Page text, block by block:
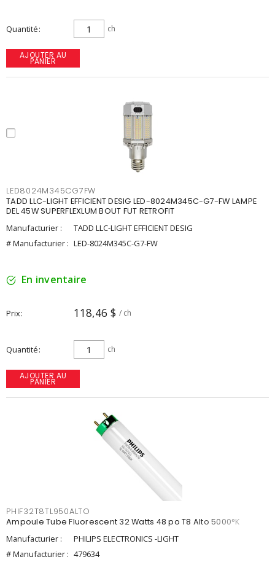
Quantité ch
AJOUTER AU
PANIER
LED8024M345CG7FW
TADD LLC-LIGHT EFFICIENT DESIG LED-8024M345C-G7-FW LAMPE
DEL 45W SUPERFLEXLUM BOUT FUT RETROFIT
Manufacturier :
TADD LLC-LIGHT EFFICIENT DESIG
# Manufacturier : LED-8024M345C-G7-FW
En inventaire
Prix 118,46 $ / ch
Quantité ch
AJOUTER AU
PANIER
PHIF32T8TL950ALTO
Ampoule Tube Fluorescent 32 Watts 48 po T8 Alto 5000°K
Manufacturier :
PHILIPS ELECTRONICS -LIGHT
# Manufacturier : 479634